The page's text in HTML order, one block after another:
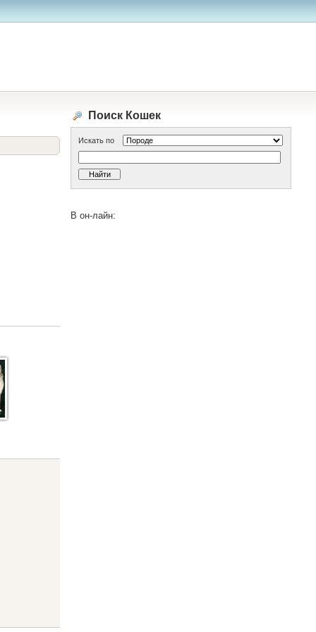
Поиск Кошек
Искать по
В он-лайн: